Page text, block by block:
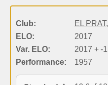
Club:
EL
ELO:
2017
Var. ELO:
2017 + -
Performance:
1957